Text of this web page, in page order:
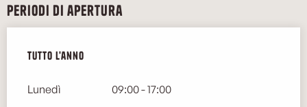
Periodi di apertura
Tutto l'anno
Tutto l'anno
Lunedì 09:00 - 17:00